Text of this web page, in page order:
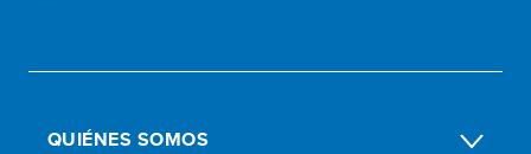
QUIÉNES SOMOS